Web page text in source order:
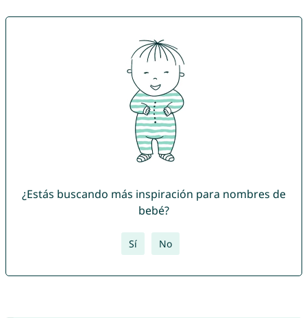
¿Estás buscando más inspiración para nombres de
bebé?
Sí No